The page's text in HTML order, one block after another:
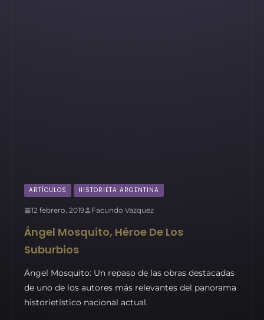
ARTÍCULOS HISTORIETA ARGENTINA
12 febrero, 2019 Facundo Vazquez
Ángel Mosquito, Héroe De Los
Suburbios
Ángel Mosquito: Un repaso de las obras destacadas
de uno de los autores más relevantes del panorama
historietístico nacional actual.